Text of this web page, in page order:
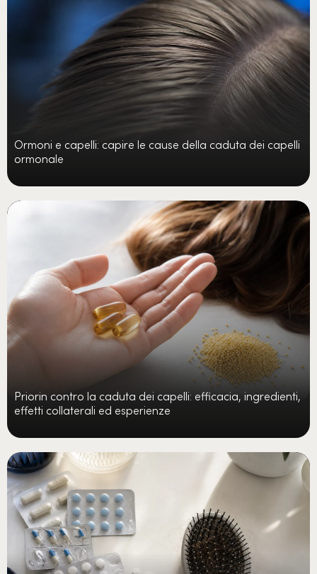
Ormoni e capelli: capire le cause della caduta dei capelli
ormonale
Priorin contro la caduta dei capelli: efficacia, ingredienti,
effetti collaterali ed esperienze